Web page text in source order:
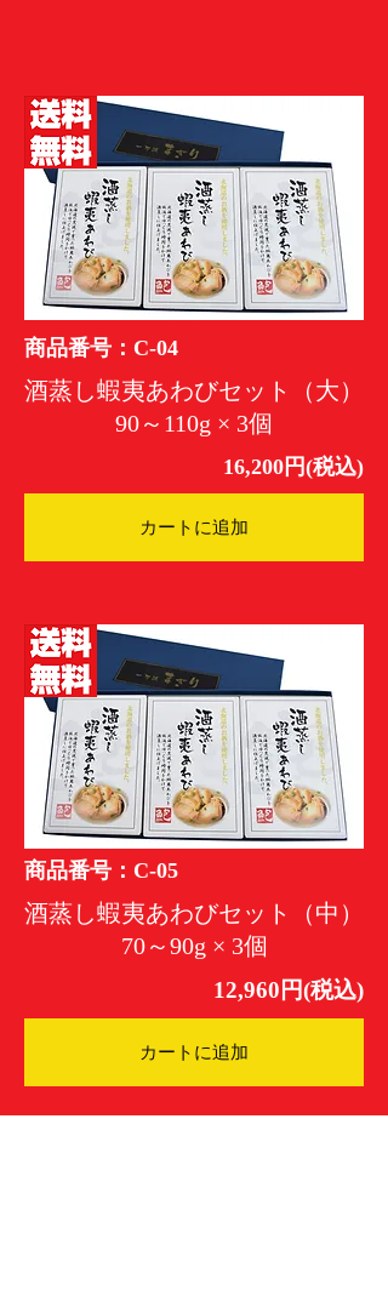
商品番号：C-04
酒蒸し蝦夷あわびセット（大）
90～110g × 3個
16,200円(税込)
カートに追加
商品番号：C-05
酒蒸し蝦夷あわびセット（中）
70～90g × 3個
12,960円(税込)
カートに追加